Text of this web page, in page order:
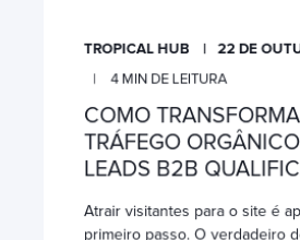
TROPICAL HUB
22 DE
4MIN DE LEITURA
COMO
TRÁFEGO
LEADS B2B
Atrair visitantes para o site é
primeiro passo. O verdadeiro